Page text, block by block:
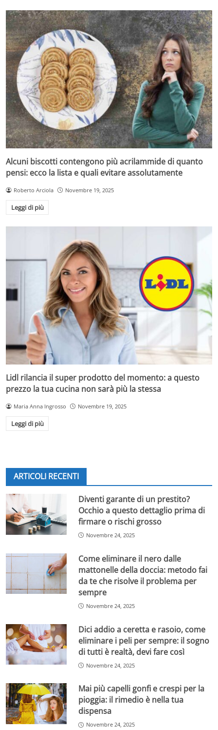
minuti prima di affettarlo, così da evitare che si sfaldi.
Alcuni biscotti contengono più acrilammide di quanto
pensi: ecco la lista e quali evitare assolutamente
Roberto Arciola Novembre 19, 2025
Leggi di più
Lidl rilancia il super prodotto del momento: a questo
prezzo la tua cucina non sarà più la stessa
Maria Anna Ingrosso Novembre 19, 2025
Leggi di più
ARTICOLI RECENTI
Diventi garante di un prestito?
Occhio a questo dettaglio prima di
firmare o rischi grosso
Novembre 24, 2025
Come eliminare il nero dalle
mattonelle della doccia: metodo fai
da te che risolve il problema per
sempre
Novembre 24, 2025
Dici addio a ceretta e rasoio, come
eliminare i peli per sempre: il sogno
di tutti è realtà, devi fare così
Novembre 24, 2025
Mai più capelli gonfi e crespi per la
pioggia: il rimedio è nella tua
dispensa
Novembre 24, 2025